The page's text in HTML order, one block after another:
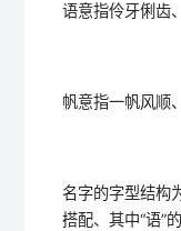
语意指伶牙俐齿
帆意指一帆风顺
名字的字型结构
搭配、其中“语”